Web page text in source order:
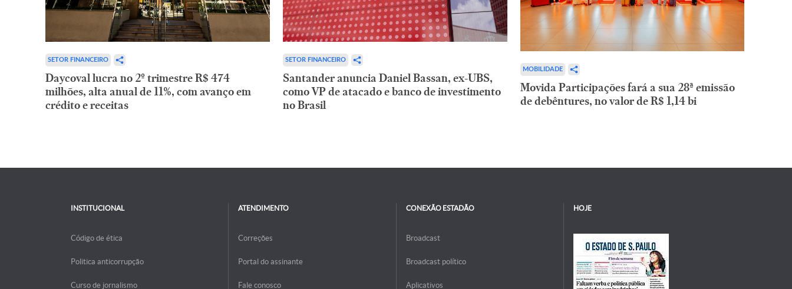
SETOR FINANCEIRO
Daycoval lucra no 2º trimestre R$ 474
milhões, alta anual de 11%, com avanço em
crédito e receitas
SETOR FINANCEIRO
Santander anuncia Daniel Bassan, ex-UBS,
como VP de atacado e banco de investimento
no Brasil
MOBILIDADE
Movida Participações fará a sua 28ª emissão
de debêntures, no valor de R$ 1,14 bi
INSTITUCIONAL
Código de ética
Politica anticorrupção
Curso de jornalismo
ATENDIMENTO
Correções
Portal do assinante
Fale conosco
CONEXÃO ESTADÃO
Broadcast
Broadcast político
Aplicativos
HOJE